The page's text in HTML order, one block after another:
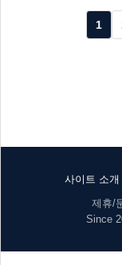
1
사이트 소개
제휴/
Since